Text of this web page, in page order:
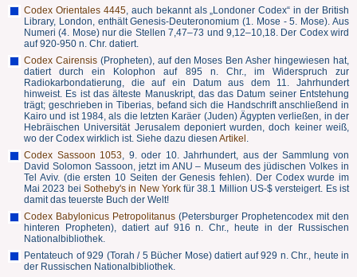
Codex Orientales 4445, auch bekannt als „Londoner Codex“ in der British
Library, London, enthält Genesis-Deuteronomium (1. Mose - 5. Mose). Aus
Numeri (4. Mose) nur die Stellen 7,47–73 und 9,12–10,18. Der Codex wird
auf 920-950 n. Chr. datiert.
Codex Cairensis(Propheten), auf den Moses Ben Asher hingewiesen hat,
datiert durch ein Kolophon auf 895 n. Chr., im Widerspruch zur
Radiokarbondatierung, die auf ein Datum aus dem 11. Jahrhundert
hinweist. Es ist das älteste Manuskript, das das Datum seiner Entstehung
trägt; geschrieben in Tiberias, befand sich die Handschrift anschließend in
Kairo und ist 1984, als die letzten Karäer (Juden) Ägypten verließen, in der
Hebräischen Universität Jerusalem deponiert wurden, doch keiner weiß,
wo der Codex wirklich ist. Siehe dazu diesen Artikel .
Codex Sassoon 1053, 9. oder 10. Jahrhundert, aus der Sammlung von
David Solomon Sassoon, jetzt im ANU – Museum des jüdischen Volkes in
Tel Aviv. (die ersten 10 Seiten der Genesis fehlen). Der Codex wurde im
Mai 2023 bei Sotheby's in New Yorkfür 38.1 Million US-$ versteigert. Es ist
damit das teuerste Buch der Welt!
Codex Babylonicus Petropolitanus (Petersburger Prophetencodex mit den
hinteren Propheten), datiert auf 916 n. Chr., heute in der Russischen
Nationalbibliothek.
Pentateuch of 929 (Torah / 5 Bücher Mose) datiert auf 929 n. Chr., heute in
der Russischen Nationalbibliothek.